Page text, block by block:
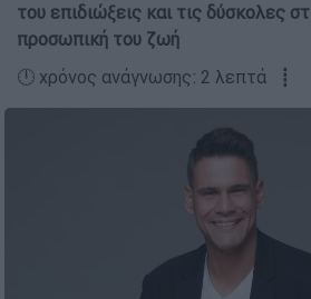
του επιδιώξεις και τις δύσκολες
προσωπική του ζωή
🕛 χρόνος ανάγνωσης: 2 λεπτά ┋